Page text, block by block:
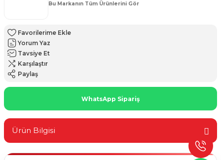
Bu Markanın Tüm Ürünlerini Gör
Yorum Yaz
Tavsiye Et
Karşılaştır
Paylaş
WhatsApp Sipariş
Ürün Bilgisi